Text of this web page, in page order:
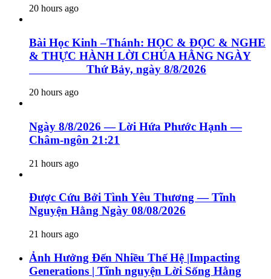
20 hours ago
Bài Học Kinh –Thánh: HỌC & ĐỌC & NGHE
& THỰC HÀNH LỜI CHÚA HẰNG NGÀY
Thứ Bảy, ngày 8/8/2026
20 hours ago
Ngày 8/8/2026 — Lời Hứa Phước Hạnh —
Châm-ngôn 21:21
21 hours ago
Được Cứu Bởi Tình Yêu Thương — Tĩnh
Nguyện Hằng Ngày 08/08/2026
21 hours ago
Ảnh Hưởng Đến Nhiều Thế Hệ |Impacting
Generations | Tĩnh nguyện Lời Sống Hằng